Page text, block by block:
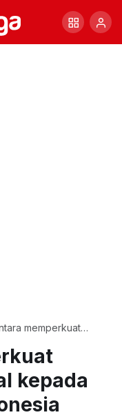
memperkuat
Indonesia
kepada